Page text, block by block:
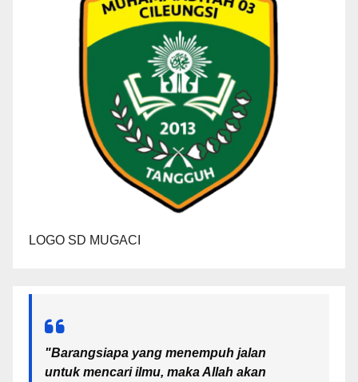
LOGO SD MUGACI
"Barangsiapa yang menempuh jalan
untuk mencari ilmu, maka Allah akan